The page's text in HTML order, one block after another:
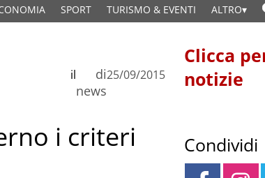
SPORT TURISMO & EVENTI ALTRO
di
news
il 25/09/2015
i criteri
Clicca
notizie
Condividi